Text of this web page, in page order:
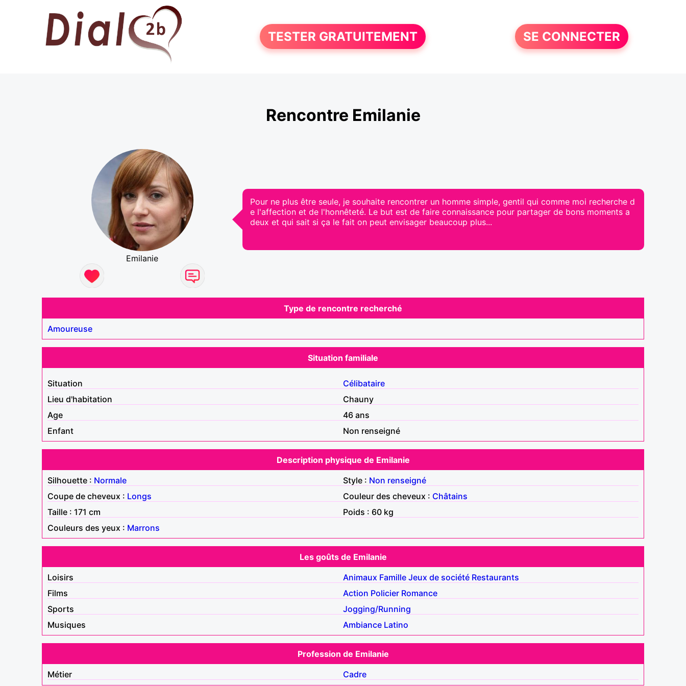
TESTER GRATUITEMENT SE CONNECTER
Rencontre Emilanie
Emilanie
Pour ne plus être seule, je souhaite rencontrer un homme simple, gentil qui comme moi recherche d
e l'affection et de l'honnêteté. Le but est de faire connaissance pour partager de bons moments a
deux et qui sait si ça le fait on peut envisager beaucoup plus...
Type de rencontre recherché
Amoureuse
Situation familiale
Situation
Célibataire
Lieu d'habitation
Chauny
Age
46 ans
Enfant
Non renseigné
Description physique de Emilanie
Silhouette : Normale Style : Non renseigné
Coupe de cheveux : Longs Couleur des cheveux : Châtains
Taille : 171 cm
Poids : 60 kg
Couleurs des yeux : Marrons
Les goûts de Emilanie
Loisirs
Animaux Famille Jeux de société Restaurants
Films
Action Policier Romance
Sports
Jogging/Running
Musiques
Ambiance Latino
Profession de Emilanie
Métier
Cadre